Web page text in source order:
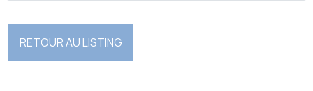
RETOUR AU LISTING